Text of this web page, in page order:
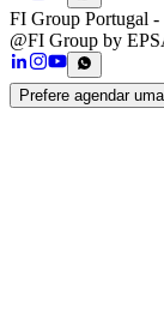
FI Group Portugal -
@FI Group by
Prefere agendar